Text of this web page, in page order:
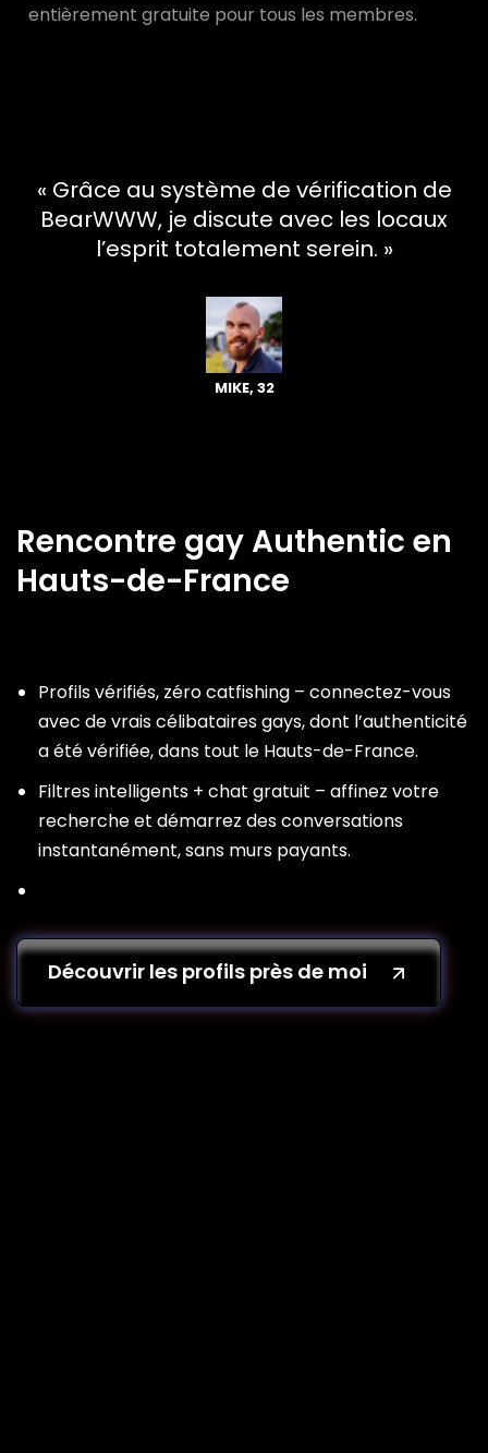
entièrement gratuite pour tous les membres.
« Grâce au système de vérification de
BearWWW, je discute avec les locaux
l’esprit totalement serein. »
MIKE, 32
Rencontre gay Authentic en
Hauts-de-France
Profils vérifiés, zéro catfishing – connectez-vous
avec de vrais célibataires gays, dont l’authenticité
a été vérifiée, dans tout le Hauts-de-France.
Filtres intelligents + chat gratuit – affinez votre
recherche et démarrez des conversations
instantanément, sans murs payants.
Découvrir les profils près de moi